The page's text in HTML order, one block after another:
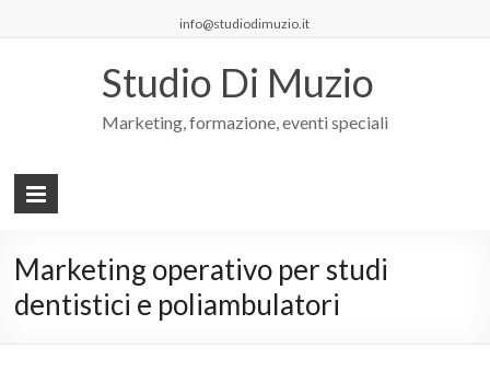
info@studiodimuzio.it
Studio Di Muzio
Marketing, formazione, eventi speciali
Marketing operativo per studi
dentistici e poliambulatori